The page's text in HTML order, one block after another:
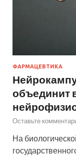
ФАРМАЦЕВТИКА
объединит
Оставьте
На